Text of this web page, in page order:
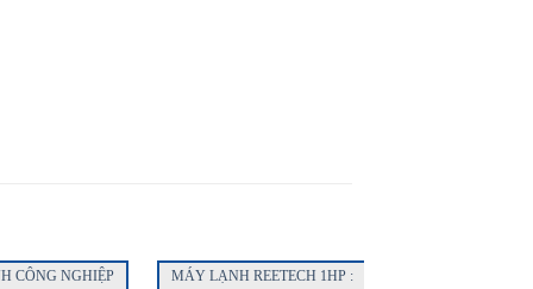
CÔNG NGHIỆP
MÁY LẠNH REETECH 1HP :